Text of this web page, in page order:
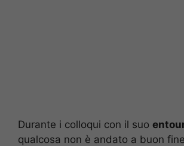
Durante i colloqui con il suo
qualcosa non è andato a buon